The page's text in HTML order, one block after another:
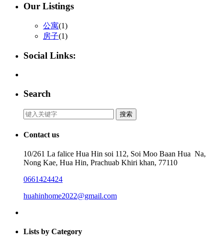
Our Listings
公寓(1)
房子(1)
Social Links:
Search
Search
for:
搜索
Contact us
10/261 La falice Hua Hin soi 112, Soi Moo Baan Hua Na,
Nong Kae, Hua Hin, Prachuab Khiri khan, 77110
0661424424
huahinhome2022@gmail.com
Lists by Category